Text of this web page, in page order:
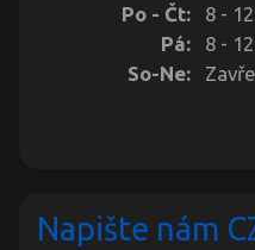
Po - Čt:
8 -
Pá:
8 -
So-Ne:
Napište nám